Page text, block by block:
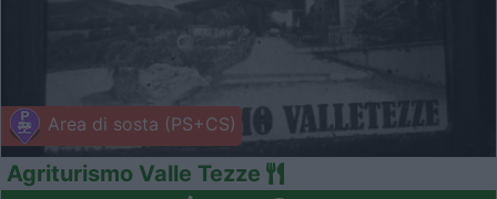
Area di sosta (PS+CS)
Agriturismo Valle Tezze